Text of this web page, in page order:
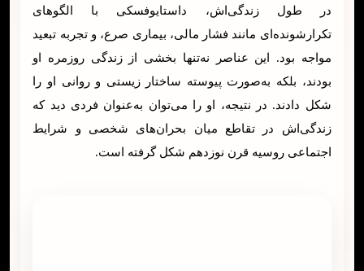
در طول زندگی‌اش، داستایوفسکی با الگوهای
تکرارشونده‌ای مانند فشار مالی، بیماری صرع، و تجربه تبعید
مواجه بود. این عناصر نه‌تنها بخشی از زندگی روزمره او
بودند، بلکه به‌صورت پیوسته ساختار زیستی و روانی او را
شکل دادند. در نتیجه، او را می‌توان به‌عنوان فردی دید که
زندگی‌اش در تقاطع میان بحران‌های شخصی و شرایط
اجتماعی روسیه قرن نوزدهم شکل گرفته است.